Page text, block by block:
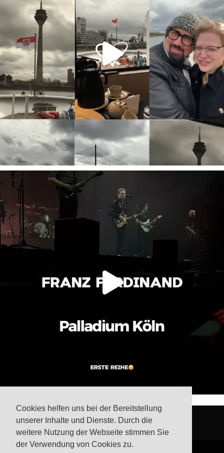
Cookies helfen uns bei der Bereitstellung
unserer Inhalte und Dienste. Durch die
weitere Nutzung der Webseite stimmen Sie
der Verwendung von Cookies zu.